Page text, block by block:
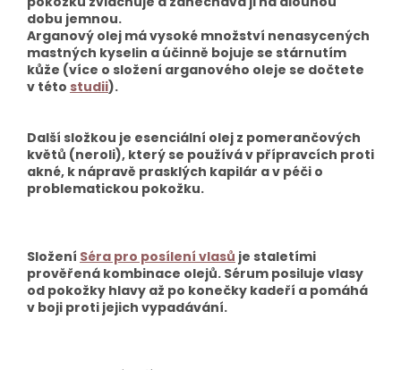
dobu jemnou.
Arganový olej má vysoké množství nenasycených
mastných kyselin a účinně bojuje se stárnutím
kůže (více o složení arganového oleje se dočtete
v této studii).
Další složkou je esenciální olej z pomerančových
květů (neroli), který se používá v přípravcích proti
akné, k nápravě prasklých kapilár a v péči o
problematickou pokožku.
Složení Séra pro posílení vlasů je staletími
prověřená kombinace olejů. Sérum posiluje vlasy
od pokožky hlavy až po konečky kadeří a pomáhá
v boji proti jejich vypadávání.